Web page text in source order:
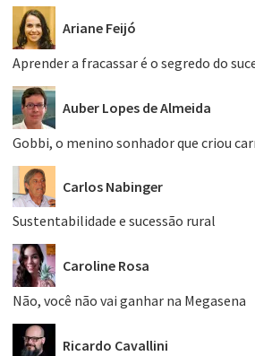
Ariane Feijó
Aprender a fracassar é o segredo do
Auber Lopes de Almeida
Gobbi, o menino sonhador que criou
Carlos Nabinger
Sustentabilidade e sucessão rural
Caroline Rosa
Não, você não vai ganhar na Megasena
Ricardo Cavallini